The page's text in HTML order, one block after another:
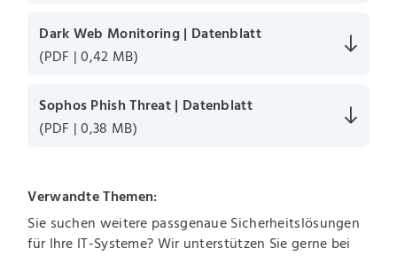
Dark Web Monitoring | Datenblatt
(PDF | 0,42 MB)
Sophos Phish Threat | Datenblatt
(PDF | 0,38 MB)
Verwandte Themen:
Sie suchen weitere passgenaue Sicherheitslösungen
für Ihre IT-Systeme? Wir unterstützen Sie gerne bei